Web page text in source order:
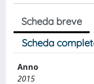
Scheda breve
Scheda
Anno
2015